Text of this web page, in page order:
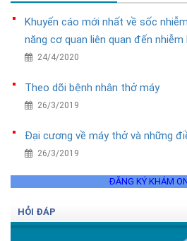
Khuyến cáo mới nhất về sốc
năng cơ quan liên quan đến
24/4/2020
Theo dõi bệnh nhân thở máy
26/3/2019
Đại cương về máy thở và những
26/3/2019
ĐĂNG KÝ KHÁM
HỎI ĐÁP